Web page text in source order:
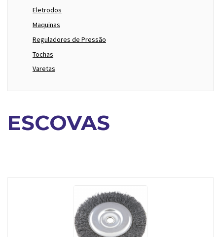
Eletrodos
Maquinas
Reguladores de Pressão
Tochas
Varetas
ESCOVAS